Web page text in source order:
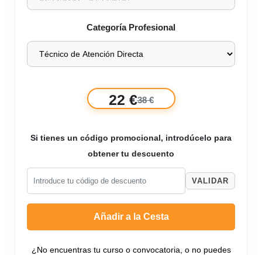
Categoría Profesional
22 €38 €
Si tienes un código promocional, introdúcelo para
obtener tu descuento
VALIDAR
Añadir a la Cesta
¿No encuentras tu curso o convocatoria, o no puedes